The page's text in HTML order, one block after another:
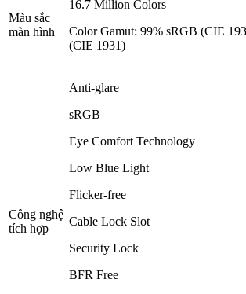
Màu sắc
màn hình
16.7 Million Colors
Color Gamut: 99% sRGB (CIE
(CIE 1931)
Công nghệ
tích hợp
Anti-glare
sRGB
Eye Comfort Technology
Low Blue Light
Flicker-free
Cable Lock Slot
Security Lock
BFR Free